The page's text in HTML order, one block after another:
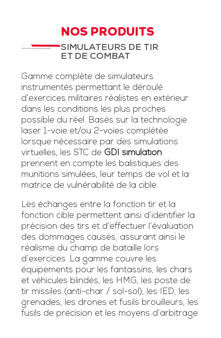
NOS PRODUITS
SIMULATEURS DE TIR
ET DE COMBAT
Gamme complète de simulateurs
instrumentés permettant le déroulé
d’exercices militaires réalistes en extérieur
dans les conditions les plus proches
possible du réel. Basés sur la technologie
laser 1-voie et/ou 2-voies complétée
lorsque nécessaire par des simulations
virtuelles, les STC de GDI simulation
prennent en compte les balistiques des
munitions simulées, leur temps de vol et la
matrice de vulnérabilité de la cible.
Les échanges entre la fonction tir et la
fonction cible permettent ainsi d’identifier la
précision des tirs et d’effectuer l’évaluation
des dommages causés, assurant ainsi le
réalisme du champ de bataille lors
d’exercices. La gamme couvre les
équipements pour les fantassins, les chars
et véhicules blindés, les HMG, les poste de
tir missiles (anti-char / sol-sol), les IED, les
grenades, les drones et fusils brouilleurs, les
fusils de précision et les moyens d’arbitrage.